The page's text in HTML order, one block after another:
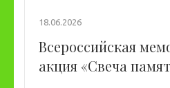
18.06.2026
Всероссийская
акция «Свеча